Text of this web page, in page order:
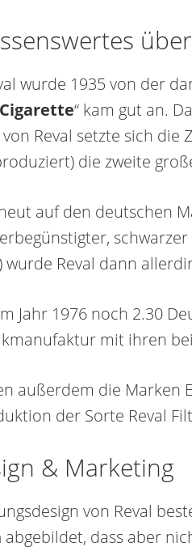
wurde 1935 von der
“ kam gut an.
Reval setzte sich
die zweite
auf den deutschen
Reval dann
Jahr 1976 noch 2.30
mit ihren
außerdem die Marken
der Sorte Reval
& Marketing
von Reval
abgebildet, dass aber